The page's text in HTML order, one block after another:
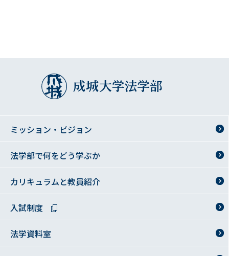
ミッション・ビジョン
法学部で何をどう学ぶか
カリキュラムと教員紹介
入試制度
法学資料室